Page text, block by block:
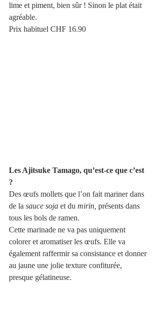
lime et piment, bien sûr ! Sinon le plat était
agréable.
Prix habituel CHF 16.90
Les Ajitsuke Tamago, qu’est-ce que c’est
?
Des œufs mollets que l’on fait mariner dans
de la sauce soja et du mirin, présents dans
tous les bols de ramen.
Cette marinade ne va pas uniquement
colorer et aromatiser les œufs. Elle va
également raffermir sa consistance et donner
au jaune une jolie texture confiturée,
presque gélatineuse.